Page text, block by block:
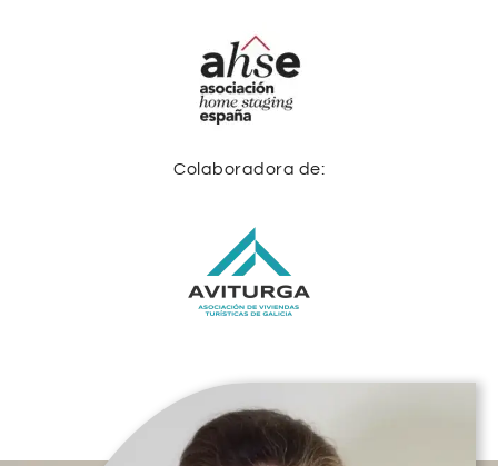
Colaboradora de: